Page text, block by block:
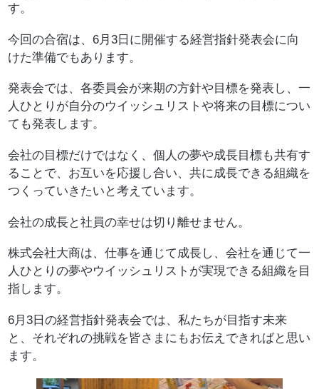
す。
今回の合宿は、6月3日に開催する経営指針発表会に向
けた準備でもあります。
発表会では、各委員会が来期の方針や目標を発表し、一
人ひとりが自分のウイッシュリストや将来の目標につい
ても発表します。
会社の目標だけではなく、個人の夢や成長目標も共有す
ることで、お互いを応援し合い、共に成長できる組織を
つくっていきたいと考えています。
会社の成長と社員の幸せは切り離せません。
株式会社大商は、仕事を通じて成長し、会社を通じて一
人ひとりの夢やウイッシュリストが実現できる組織を目
指します。
6月3日の経営指針発表会では、私たちが目指す未来
と、それぞれの挑戦を皆さまにもお伝えできればと思い
ます。